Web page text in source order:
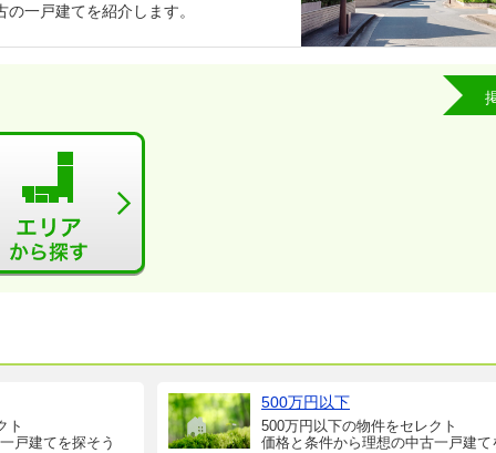
一戸建てを紹介します。
ト
戸建てを探そう
500万円以下
500万円以下の物件をセレクト
価格と条件から理想の中古一戸建て